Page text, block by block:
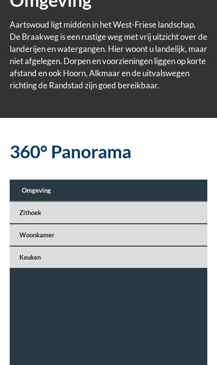
Aartswoud ligt midden in het West-Friese landschap.
De Braakweg is een rustige weg met vrij uitzicht over de
landerijen en watergangen. Hier woont u landelijk, maar
niet afgelegen. Dorpen en voorzieningen liggen op korte
afstand en ook Hoorn, Alkmaar en de uitvalswegen
richting de Randstad zijn goed bereikbaar.
360° Panorama
Omgeving
Zithoek
Woonkamer
Keuken